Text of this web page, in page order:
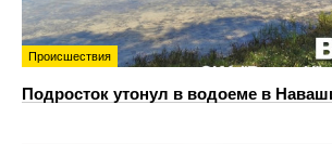
Происшествия
Подросток утонул в водоеме в